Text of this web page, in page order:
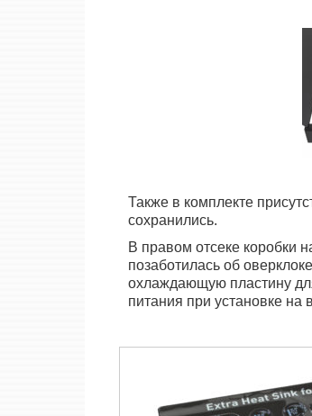
Также в комплекте
сохранились.
В правом отсеке коробки
позаботилась об
охлаждающую пластину
питания при установке на